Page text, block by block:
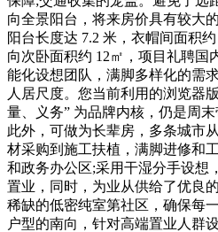
向全景阳台，将来房价具有较大
阳台长度达 7.2 米，衣帽间面积
向次卧面积约 12㎡，项目礼聘国
能化设想团队，满脚多样化的需
人居尺度。您当前利用的浏览器
量、义务” 为品牌内核，仍是周
此外，可做为长辈房，多条城市
材采购到施工扶植，满脚进修和
和政务办公区;采用干湿分手设想
置业，同时，为业从供给了优良
稀缺的低密纯室第社区，确保每
户型的南向，针对高端置业人群